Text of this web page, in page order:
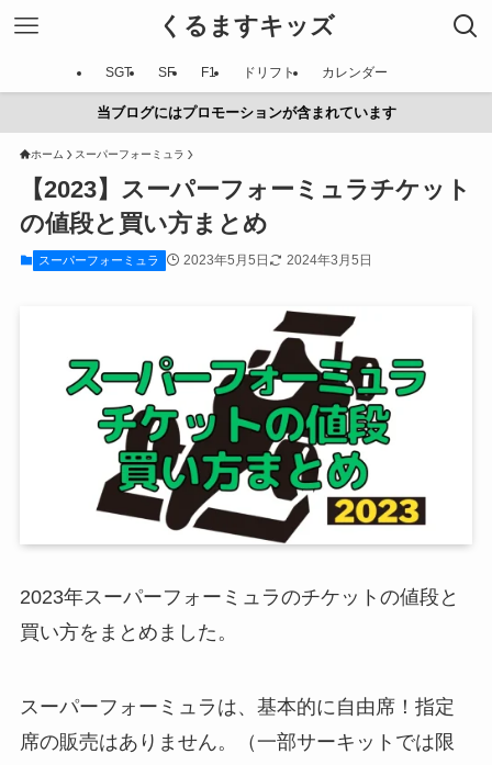
くるますキッズ
SGT SF F1 ドリフト カレンダー
当ブログにはプロモーションが含まれています
ホーム スーパーフォーミュラ
【2023】スーパーフォーミュラチケット
の値段と買い方まとめ
スーパーフォーミュラ 2023年5月5日 2024年3月5日
2023年スーパーフォーミュラのチケットの値段と
買い方をまとめました。
スーパーフォーミュラは、基本的に自由席！指定
席の販売はありません。（一部サーキットでは限